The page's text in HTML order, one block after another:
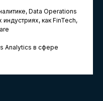
Data Operations
как FinTech,
Analytics в сфере
в